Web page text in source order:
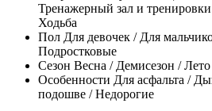
Тренажерный зал и
Ходьба
Пол Для девочек / Для
Подростковые
Сезон Весна / Демисезон /
Особенности Для асфальта /
подошве / Недорогие